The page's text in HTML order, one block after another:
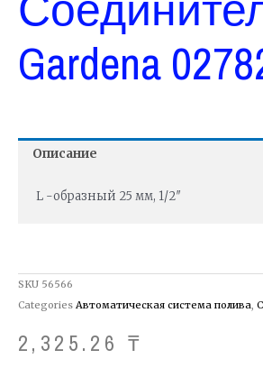
Gardena
Описание
L -образный 25 мм, 1/2″
SKU 56566
Categories Автоматическая система полива,
2,325.26 ₸